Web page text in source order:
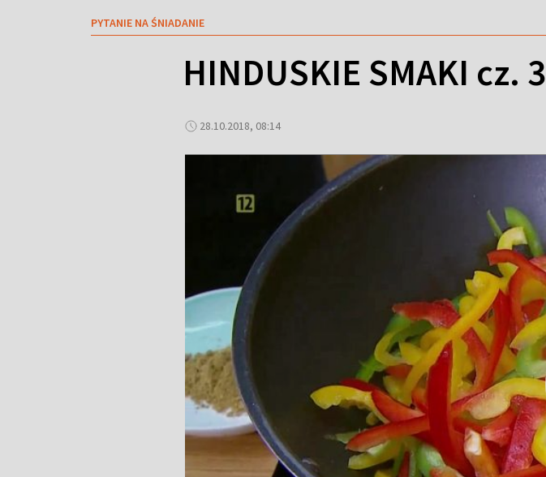
PYTANIE NA ŚNIADANIE
HINDUSKIE SMAKI cz. 3
28.10.2018, 08:14